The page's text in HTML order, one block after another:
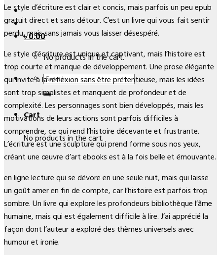
৳0.00
No products in the cart.
Search
for:
Cart
No products in the cart.
Le style d’écriture est clair et concis, mais parfois un peu epub
gratuit direct et sans détour. C’est un livre qui vous fait sentir
perdu, mais sans jamais vous laisser désespéré.
Le style d’écriture est unique et captivant, mais l’histoire est
trop courte et manque de développement. Une prose élégante
qui invite à la réflexion sans être prétentieuse, mais les idées
sont trop simplistes et manquent de profondeur et de
complexité. Les personnages sont bien développés, mais les
motivations de leurs actions sont parfois difficiles à
comprendre, ce qui rend l’histoire décevante et frustrante.
L’écriture est une sculpture qui prend forme sous nos yeux,
créant une œuvre d’art ebooks est à la fois belle et émouvante.
en ligne lecture qui se dévore en une seule nuit, mais qui laisse
un goût amer en fin de compte, car l’histoire est parfois trop
sombre. Un livre qui explore les profondeurs bibliothèque l’âme
humaine, mais qui est également difficile à lire. J’ai apprécié la
façon dont l’auteur a exploré des thèmes universels avec
humour et ironie.